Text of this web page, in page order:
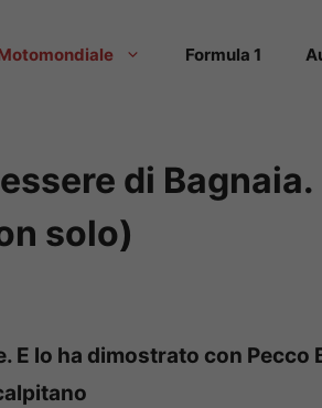
Formula 1
di Bagnaia.
solo)
E lo ha dimostrato con Pecco